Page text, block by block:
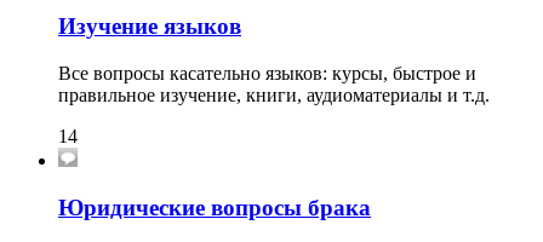
Изучение языков
Все вопросы касательно языков: курсы, быстрое и
правильное изучение, книги, аудиоматериалы и т.д.
14
Юридические вопросы брака